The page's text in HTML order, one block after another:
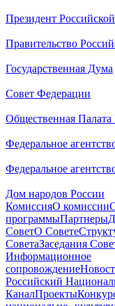
Президент
Правительство
Государственная Дума
Совет Федерации
Общественная
Федеральное
Федеральное
Дом народов России
КомиссияО комиссии
программыПартнеры
СоветО Совете
СоветаЗаседания
Информационное
сопровождение
Российский
КаналПроекты